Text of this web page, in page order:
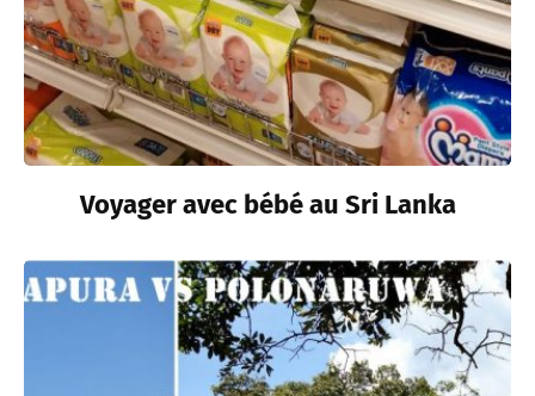
Voyager avec bébé au Sri Lanka